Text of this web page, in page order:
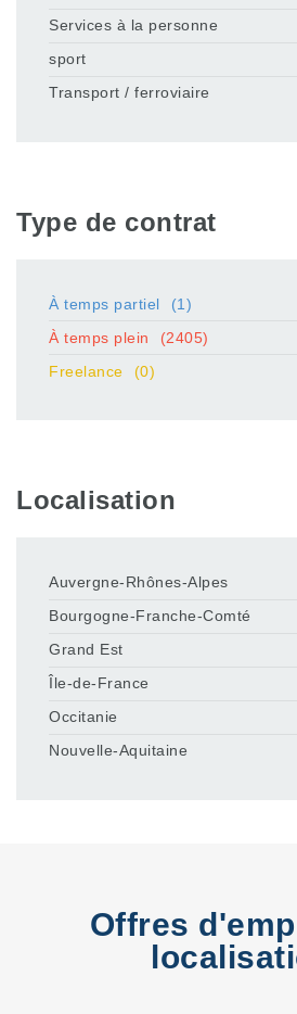
Services à la personne
sport
Transport / ferroviaire
Type de contrat
À temps partiel
(1)
À temps plein
(2405)
Freelance
(0)
Localisation
Auvergne-Rhônes-Alpes
Bourgogne-Franche-Comté
Grand Est
Île-de-France
Occitanie
Nouvelle-Aquitaine
Offres